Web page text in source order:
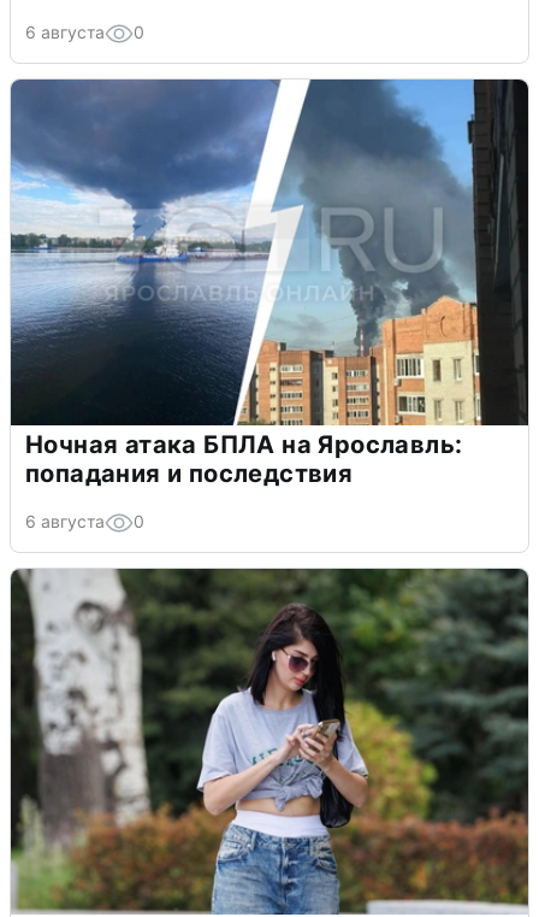
6 августа 0
Ночная атака БПЛА на Ярославль:
попадания и последствия
6 августа 0